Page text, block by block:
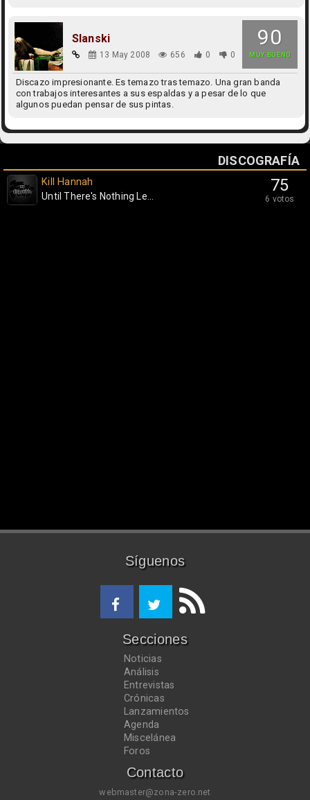
90
MUY BUENO
Slanski
13 May 2008 656 0 0
Discazo impresionante. Es temazo tras temazo. Una gran banda
con trabajos interesantes a sus espaldas y a pesar de lo que
algunos puedan pensar de sus pintas.
DISCOGRAFÍA
75
6 votos
Kill Hannah
Until There's Nothing Le...
Síguenos
Secciones
Noticias
Análisis
Entrevistas
Crónicas
Lanzamientos
Agenda
Miscelánea
Foros
Contacto
webmaster@zona-zero.net